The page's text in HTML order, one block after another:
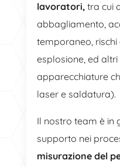
lavoratori, tra cui
abbagliamento,
temporaneo, rischi
esplosione, ed
apparecchiature
laser e saldatura).
Il nostro team è in
supporto nei
misurazione del